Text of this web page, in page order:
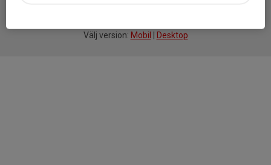
Välj version: Mobil Desktop